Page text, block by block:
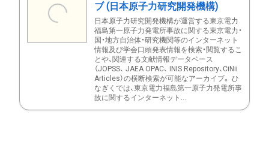
ブ (日本原子力研究開発機構)
日本原子力研究開発機構が運営する東京電力
福島第一原子力発電所事故に関する東京電力・
国・地方自治体・研究機関等のインターネット
情報及び学会口頭発表情報を検索・閲覧するこ
とや、関連する文献情報データベース
（JOPSS、 JAEA OPAC、 INIS Repository、CiNii
Articles）の横断検索が可能なアーカイブ。 ひ
なぎくでは、東京電力福島第一原子力発電所事
故に関するインターネット...